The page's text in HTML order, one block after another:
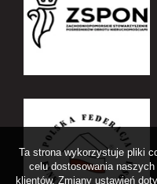
Ta strona wykorzystuje pliki
celu dostosowania
klientów. Zmiany ustawień